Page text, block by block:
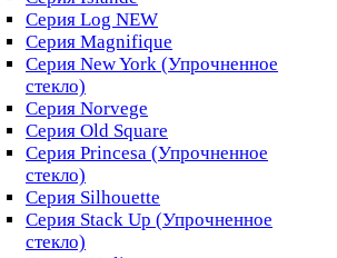
Серия Log NEW
Серия Magnifique
Серия New York (Упрочненное
стекло)
Серия Norvege
Серия Old Square
Серия Princesa (Упрочненное
стекло)
Серия Silhouette
Серия Stack Up (Упрочненное
стекло)